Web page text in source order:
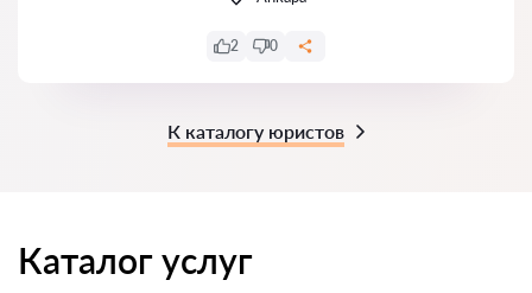
2 0
К каталогу юристов
Каталог услуг